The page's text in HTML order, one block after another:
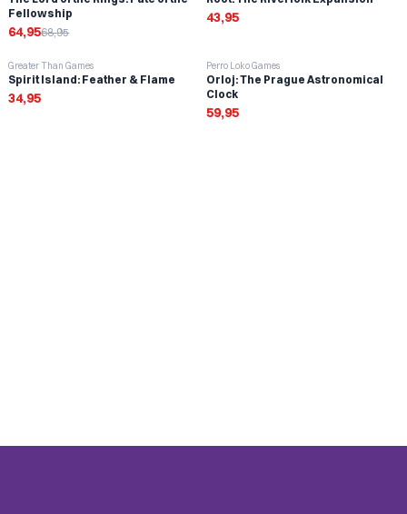
Fellowship
64,9568,95
43,95
Greater Than Games
Spirit Island: Feather & Flame
34,95
Perro Loko Games
Orloj: The Prague Astronomical
Clock
59,95